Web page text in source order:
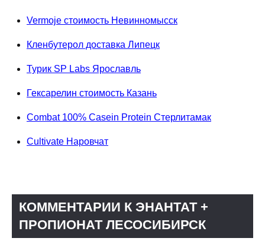
Vermoje стоимость Невинномысск
Кленбутерол доставка Липецк
Турик SP Labs Ярославль
Гексарелин стоимость Казань
Combat 100% Casein Protein Стерлитамак
Cultivate Наровчат
КОММЕНТАРИИ К ЭНАНТАТ +
ПРОПИОНАТ ЛЕСОСИБИРСК